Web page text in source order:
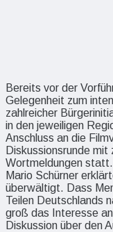
Bereits vor der
Gelegenheit zum
zahlreicher
in den jeweiligen
Anschluss an die
Diskussionsrunde mit
Wortmeldungen statt.
Mario Schürner
überwältigt. Dass
Teilen Deutschlands
groß das Interesse
Diskussion über den